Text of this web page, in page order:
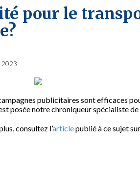
pour le
2023
publicitaires sont efficaces
posée notre chroniqueur spécialiste
consultez l’articlepublié à ce sujet sur